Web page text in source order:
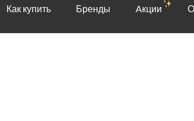
Как купить Бренды Aкции